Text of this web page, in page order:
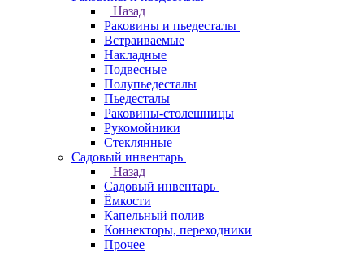
Назад
Раковины и пьедесталы
Встраиваемые
Накладные
Подвесные
Полупьедесталы
Пьедесталы
Раковины-столешницы
Рукомойники
Стеклянные
Садовый инвентарь
Назад
Садовый инвентарь
Ёмкости
Капельный полив
Коннекторы, переходники
Прочее